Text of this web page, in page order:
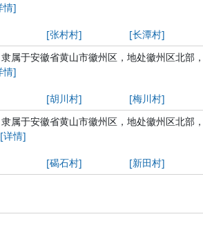
情]
[张村村] [长潭村]
属于安徽省黄山市徽州区，地处徽州区北部
情]
[胡川村] [梅川村]
属于安徽省黄山市徽州区，地处徽州区北部
[详情]
[碣石村] [新田村]